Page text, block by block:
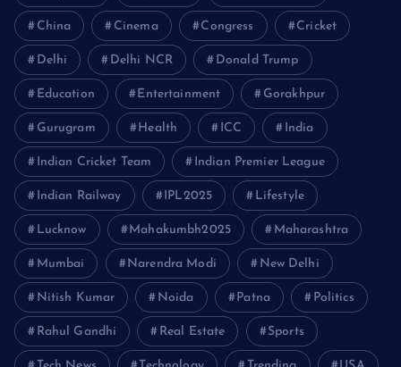
China Cinema Congress Cricket
Delhi Delhi NCR Donald Trump
Education Entertainment Gorakhpur
Gurugram Health ICC India
Indian Cricket Team Indian Premier League
Indian Railway IPL2025 Lifestyle
Lucknow Mahakumbh2025 Maharashtra
Mumbai Narendra Modi New Delhi
Nitish Kumar Noida Patna Politics
Rahul Gandhi Real Estate Sports